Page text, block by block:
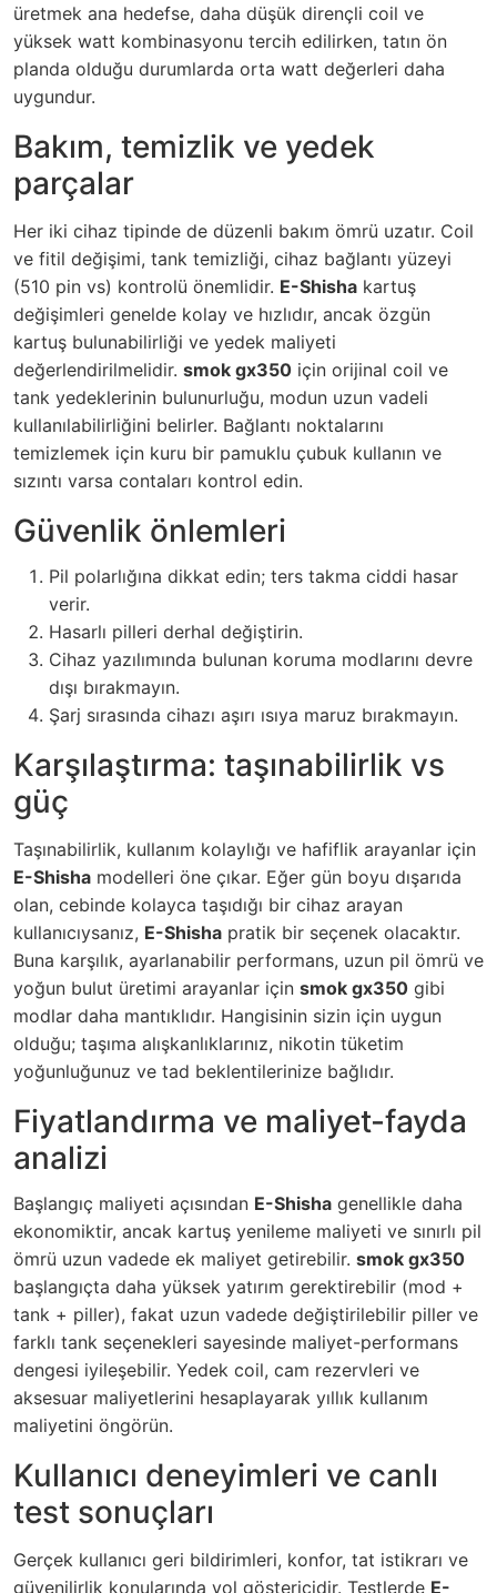
üretmek ana hedefse, daha düşük dirençli coil ve
yüksek watt kombinasyonu tercih edilirken, tatın ön
planda olduğu durumlarda orta watt değerleri daha
uygundur.
Bakım, temizlik ve yedek
parçalar
Her iki cihaz tipinde de düzenli bakım ömrü uzatır. Coil
ve fitil değişimi, tank temizliği, cihaz bağlantı yüzeyi
(510 pin vs) kontrolü önemlidir. E-Shisha kartuş
değişimleri genelde kolay ve hızlıdır, ancak özgün
kartuş bulunabilirliği ve yedek maliyeti
değerlendirilmelidir. smok gx350 için orijinal coil ve
tank yedeklerinin bulunurluğu, modun uzun vadeli
kullanılabilirliğini belirler. Bağlantı noktalarını
temizlemek için kuru bir pamuklu çubuk kullanın ve
sızıntı varsa contaları kontrol edin.
Güvenlik önlemleri
Pil polarlığına dikkat edin; ters takma ciddi hasar
verir.
Hasarlı pilleri derhal değiştirin.
Cihaz yazılımında bulunan koruma modlarını devre
dışı bırakmayın.
Şarj sırasında cihazı aşırı ısıya maruz bırakmayın.
Karşılaştırma: taşınabilirlik vs
güç
Taşınabilirlik, kullanım kolaylığı ve hafiflik arayanlar için
E-Shisha modelleri öne çıkar. Eğer gün boyu dışarıda
olan, cebinde kolayca taşıdığı bir cihaz arayan
kullanıcıysanız, E-Shisha pratik bir seçenek olacaktır.
Buna karşılık, ayarlanabilir performans, uzun pil ömrü ve
yoğun bulut üretimi arayanlar için smok gx350 gibi
modlar daha mantıklıdır. Hangisinin sizin için uygun
olduğu; taşıma alışkanlıklarınız, nikotin tüketim
yoğunluğunuz ve tad beklentilerinize bağlıdır.
Fiyatlandırma ve maliyet-fayda
analizi
Başlangıç maliyeti açısından E-Shisha genellikle daha
ekonomiktir, ancak kartuş yenileme maliyeti ve sınırlı pil
ömrü uzun vadede ek maliyet getirebilir. smok gx350
başlangıçta daha yüksek yatırım gerektirebilir (mod +
tank + piller), fakat uzun vadede değiştirilebilir piller ve
farklı tank seçenekleri sayesinde maliyet-performans
dengesi iyileşebilir. Yedek coil, cam rezervleri ve
aksesuar maliyetlerini hesaplayarak yıllık kullanım
maliyetini öngörün.
Kullanıcı deneyimleri ve canlı
test sonuçları
Gerçek kullanıcı geri bildirimleri, konfor, tat istikrarı ve
güvenilirlik konularında yol göstericidir. Testlerde E-